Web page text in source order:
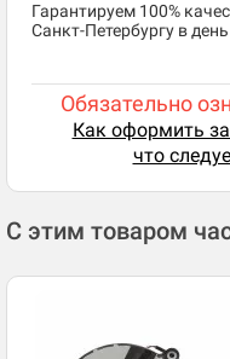
​Гарантируем 100%
Санкт-Петербургу в
Обязательно
Как оформить
что
С этим товаром